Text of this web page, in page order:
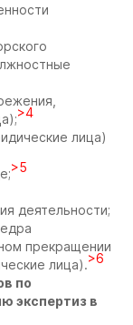
>4
лица)
>5
деятельности;
прекращении
лица).>6
по
экспертиз в